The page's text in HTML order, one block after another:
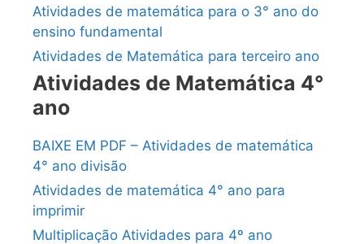
Atividades de matemática para o 3° ano do
ensino fundamental
Atividades de Matemática para terceiro ano
Atividades de Matemática 4°
ano
BAIXE EM PDF – Atividades de matemática
4° ano divisão
Atividades de matemática 4° ano para
imprimir
Multiplicação Atividades para 4º ano